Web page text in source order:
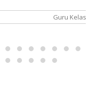
Guru Kelas